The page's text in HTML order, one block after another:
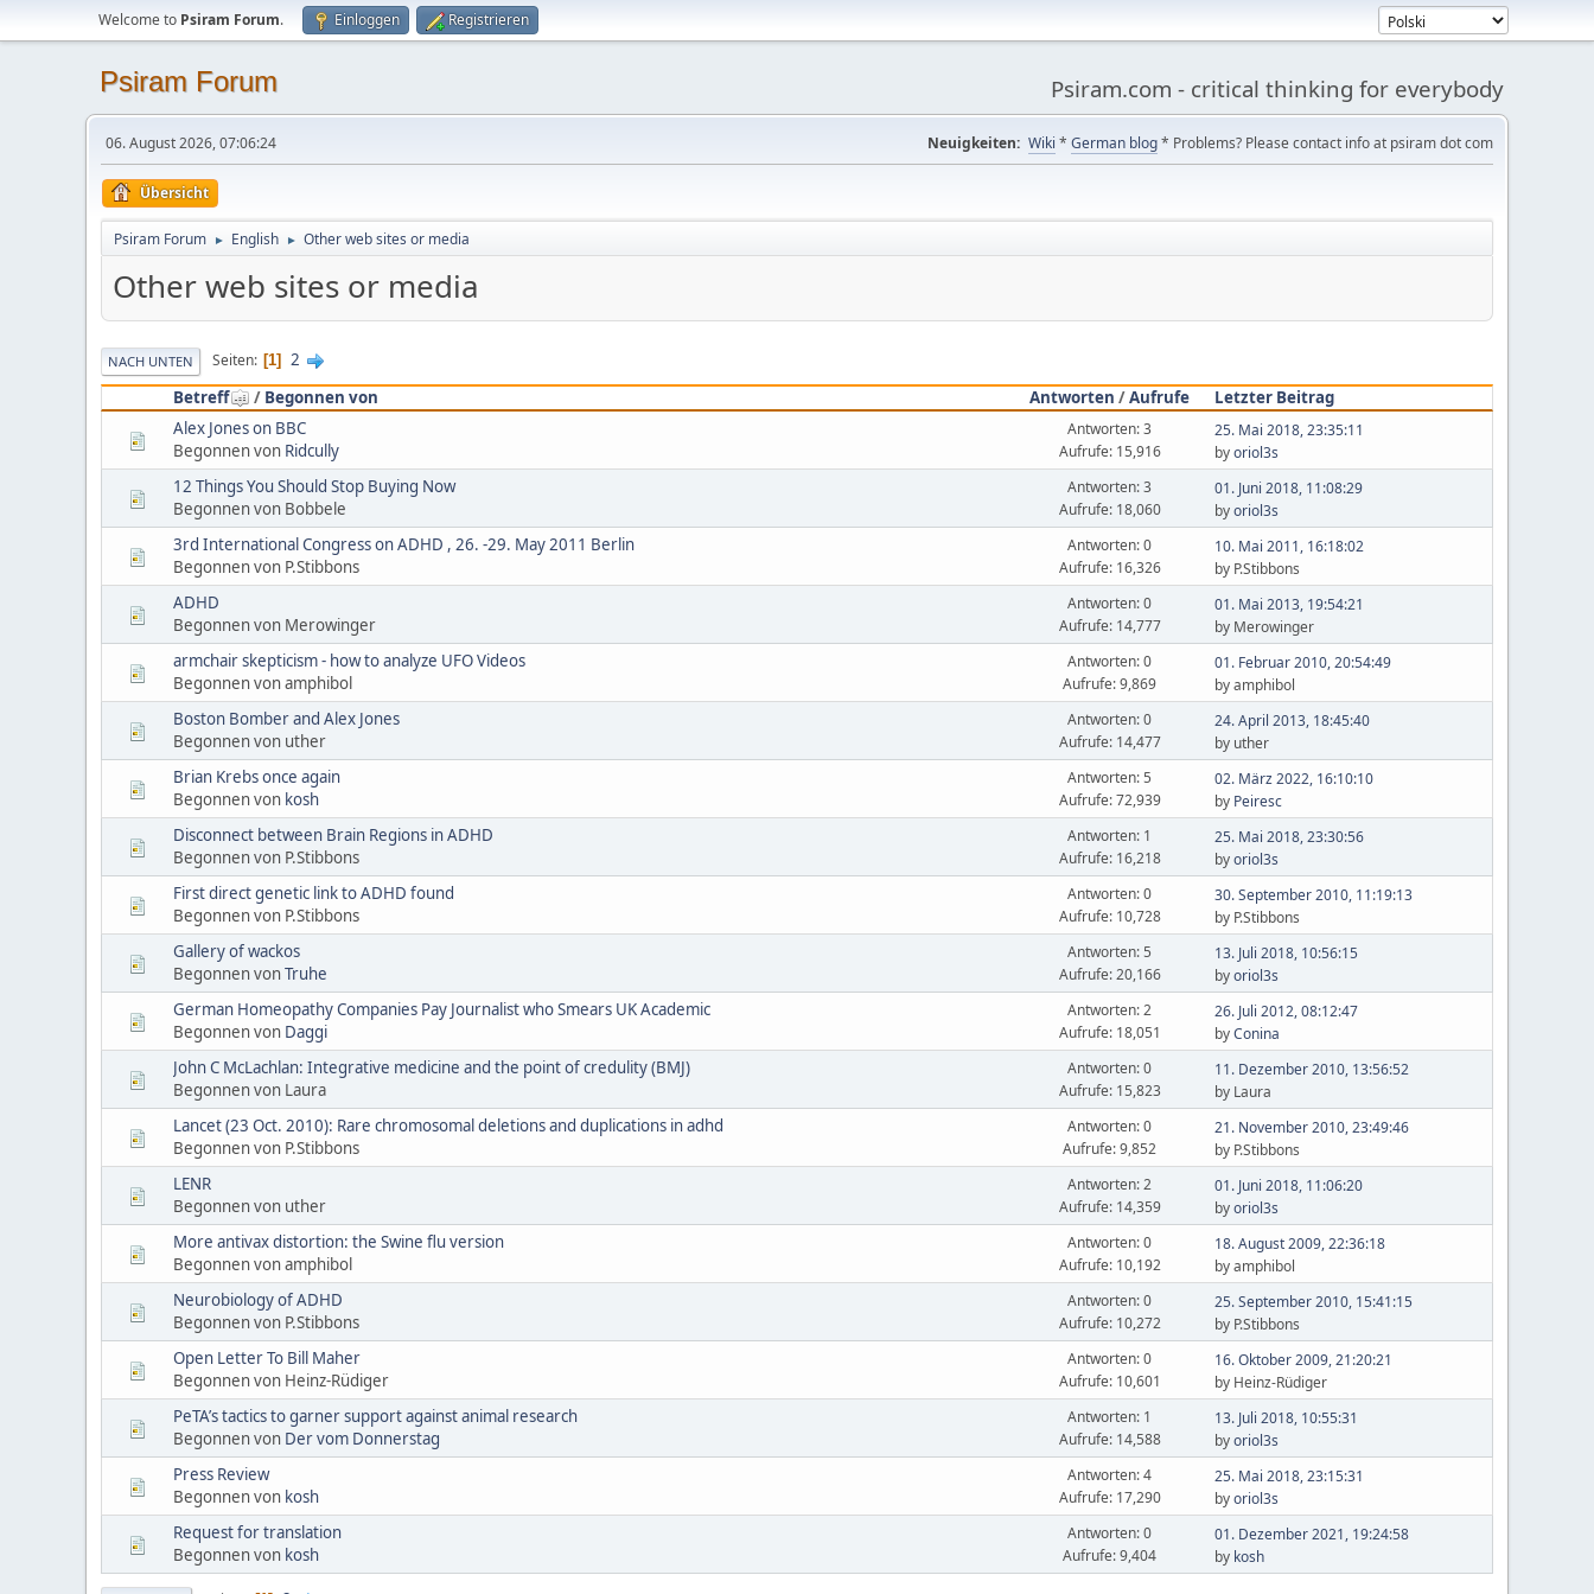
Welcome to Psiram Forum. Einloggen Registrieren
Psiram Forum Psiram.com - critical thinking for everybody
06. August 2026, 07:06:24 Neuigkeiten: Wiki * German blog* Problems? Please contact info at psiram dot com
Übersicht
Psiram Forum ► English ► Other web sites or media
Other web sites or media
NACH UNTEN Seiten 1
2
Betreff
/ Begonnen von Antworten /Aufrufe
Letzter Beitrag
Alex Jones on BBC
Begonnen von Ridcully
Antworten: 3
Aufrufe: 15,916
25. Mai 2018, 23:35:11
byoriol3s
12 Things You Should Stop Buying Now
Begonnen von Bobbele
Antworten: 3
Aufrufe: 18,060
01. Juni 2018, 11:08:29
byoriol3s
3rd International Congress on ADHD , 26. -29. May 2011 Berlin
Begonnen von P.Stibbons
Antworten: 0
Aufrufe: 16,326
10. Mai 2011, 16:18:02
by P.Stibbons
ADHD
Begonnen von Merowinger
Antworten: 0
Aufrufe: 14,777
01. Mai 2013, 19:54:21
by Merowinger
armchair skepticism - how to analyze UFO Videos
Begonnen von amphibol
Antworten: 0
Aufrufe: 9,869
01. Februar 2010, 20:54:49
by amphibol
Boston Bomber and Alex Jones
Begonnen von uther
Antworten: 0
Aufrufe: 14,477
24. April 2013, 18:45:40
by uther
Brian Krebs once again
Begonnen von kosh
Antworten: 5
Aufrufe: 72,939
02. März 2022, 16:10:10
by Peiresc
Disconnect between Brain Regions in ADHD
Begonnen von P.Stibbons
Antworten: 1
Aufrufe: 16,218
25. Mai 2018, 23:30:56
byoriol3s
First direct genetic link to ADHD found
Begonnen von P.Stibbons
Antworten: 0
Aufrufe: 10,728
30. September 2010, 11:19:13
by P.Stibbons
Gallery of wackos
Begonnen vonTruhe
Antworten: 5
Aufrufe: 20,166
13. Juli 2018, 10:56:15
byoriol3s
German Homeopathy Companies Pay Journalist who Smears UK Academic
Begonnen von Daggi
Antworten: 2
Aufrufe: 18,051
26. Juli 2012, 08:12:47
byConina
John C McLachlan: Integrative medicine and the point of credulity (BMJ)
Begonnen von Laura
Antworten: 0
Aufrufe: 15,823
11. Dezember 2010, 13:56:52
by Laura
Lancet (23 Oct. 2010): Rare chromosomal deletions and duplications in adhd
Begonnen von P.Stibbons
Antworten: 0
Aufrufe: 9,852
21. November 2010, 23:49:46
by P.Stibbons
LENR
Begonnen von uther
Antworten: 2
Aufrufe: 14,359
01. Juni 2018, 11:06:20
byoriol3s
More antivax distortion: the Swine flu version
Begonnen von amphibol
Antworten: 0
Aufrufe: 10,192
18. August 2009, 22:36:18
by amphibol
Neurobiology of ADHD
Begonnen von P.Stibbons
Antworten: 0
Aufrufe: 10,272
25. September 2010, 15:41:15
by P.Stibbons
Open Letter To Bill Maher
Begonnen von Heinz-Rüdiger
Antworten: 0
Aufrufe: 10,601
16. Oktober 2009, 21:20:21
by Heinz-Rüdiger
PeTA’s tactics to garner support against animal research
Begonnen von Der vom Donnerstag
Antworten: 1
Aufrufe: 14,588
13. Juli 2018, 10:55:31
byoriol3s
Press Review
Begonnen von kosh
Antworten: 4
Aufrufe: 17,290
25. Mai 2018, 23:15:31
byoriol3s
Request for translation
Begonnen von kosh
Antworten: 0
Aufrufe: 9,404
01. Dezember 2021, 19:24:58
by kosh